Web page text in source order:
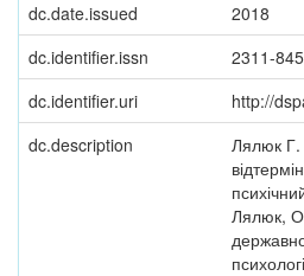
dc.date.issued
2018
dc.identifier.issn
2311-
dc.identifier.uri
http://
dc.description
Лялюк Г.
Лялюк,